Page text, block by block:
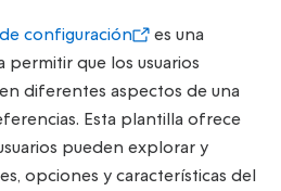
configuración
es una
permitir que los usuarios
diferentes aspectos de una
Esta plantilla ofrece
pueden explorar y
opciones y características del